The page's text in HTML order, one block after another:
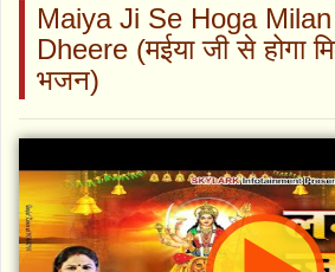
Maiya Ji Se Hoga
Dheere (मईया जी से होगा
भजन)